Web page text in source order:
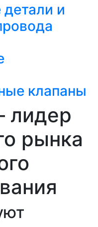
и
клапаны
лидер
рынка